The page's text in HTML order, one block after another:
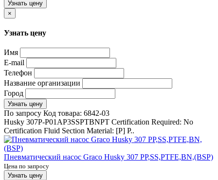
Узнать цену
×
Узнать цену
Имя
E-mail
Телефон
Название организации
Город
Узнать цену
По запросу Код товара: 6842-03
Husky 307P-P01AP3SSPTBNPT Certification Required: No
Certification Fluid Section Material: [P] P..
Пневматический насос Graco Husky 307 PP,SS,PTFE,BN,(BSP)
Цена по запросу
Узнать цену